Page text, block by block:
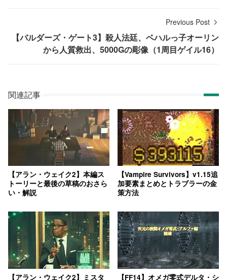
Previous Post
【バルダーズ・ゲート3】殺人法廷、ベハルっ子オーリン
から人質救出、5000Gの彫像（1周目ゲイル16）
関連記事
【アラン・ウェイク2】本編ス
トーリーと最後の草稿のおさら
い・解説
【Vampire Survivors】v1.15追
加要素まとめとトラブラーの金
策方法
【アラン・ウェイク2】ミスタ 【FF14】オメガ零式デルタ・シ